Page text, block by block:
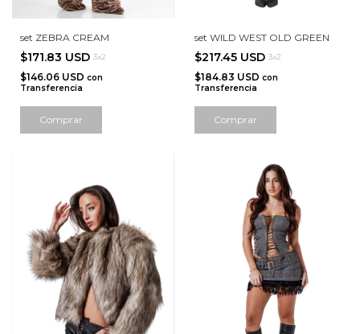
set ZEBRA CREAM
$171.83 USD 3x2
$146.06 USD con
Transferencia
Comprar
set WILD WEST OLD GREEN
$217.45 USD 3x2
$184.83 USD con
Transferencia
Comprar